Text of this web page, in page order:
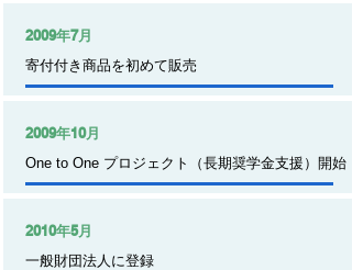
2009年7月
寄付付き商品を初めて販売​
2009年10月
One to One プロジェクト（長期奨学金支援）開始
2010年5月
一般財団法人に登録